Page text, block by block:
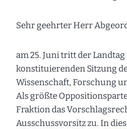
Sehr geehrter Herr
am 25. Juni tritt der
konstituierenden Sitzung
Wissenschaft, Forschung
Als größte
Fraktion das
Ausschussvorsitz zu. In